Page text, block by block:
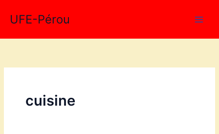
UFE-Pérou
cuisine